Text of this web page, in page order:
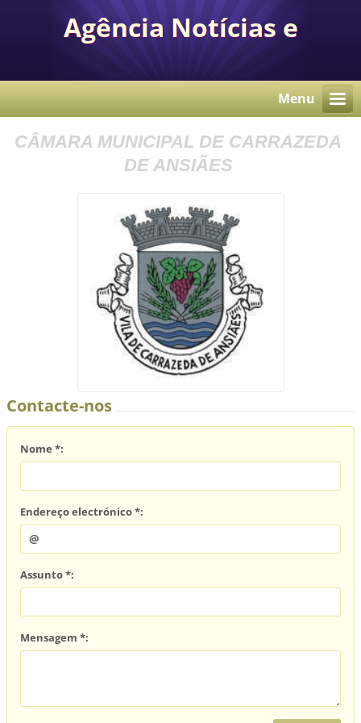
Agência Notícias e
Comunicação Autárquica
Menu
CÂMARA MUNICIPAL DE CARRAZEDA
DE ANSIÃES
Contacte-nos
Nome *:
Endereço electrónico *:
Assunto *:
Mensagem *: